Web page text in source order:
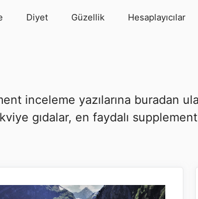
Diyet Güzellik Hesaplayıcılar
inceleme yazılarına buradan
gıdalar, en faydalı